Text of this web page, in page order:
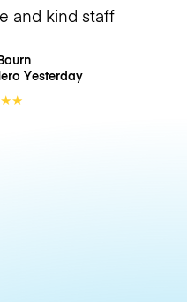
and kind staff
Yesterday
★★